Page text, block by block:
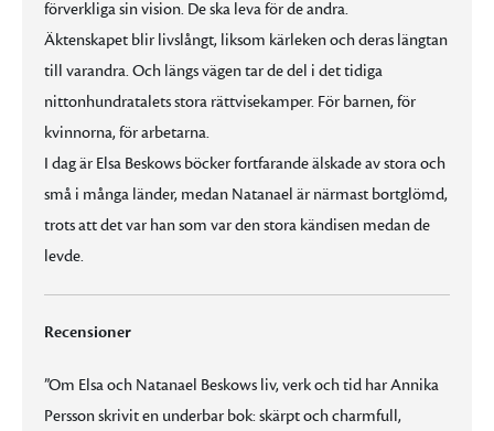
förverkliga sin vision. De ska leva för de andra.
Äktenskapet blir livslångt, liksom kärleken och deras längtan
till varandra. Och längs vägen tar de del i det tidiga
nittonhundratalets stora rättvisekamper. För barnen, för
kvinnorna, för arbetarna.
I dag är Elsa Beskows böcker fortfarande älskade av stora och
små i många länder, medan Natanael är närmast bortglömd,
trots att det var han som var den stora kändisen medan de
levde.
Recensioner
”Om Elsa och Natanael Beskows liv, verk och tid har Annika
Persson skrivit en underbar bok: skärpt och charmfull,